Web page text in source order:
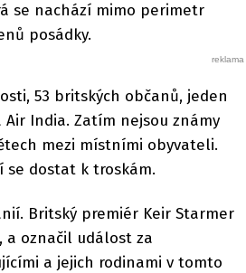
se nachází mimo perimetr
posádky.
53 britských občanů, jeden
Air India. Zatím nejsou známy
mezi místními obyvateli.
se dostat k troskám.
Britský premiér Keir Starmer
označil událost za
a jejich rodinami v tomto